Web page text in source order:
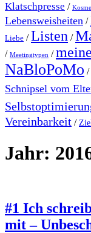
Klatschpresse /
Lebensweisheiten /
Liebe /Listen /
/ Meetingtypen /
NaBloPoMo /
Schnipsel vom
Vereinbarkeit /
Jahr:
#1 Ich
mit –